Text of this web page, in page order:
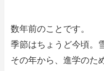
数年前のことです。
季節はちょうど今頃。
その年から、進学のた